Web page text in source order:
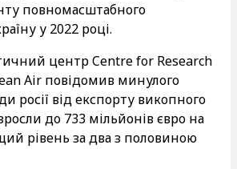
повномасштабного
у 2022 році.
центр Centre for Research
Air повідомив минулого
росії від експорту викопного
до 733 мільйонів євро на
рівень за два з половиною